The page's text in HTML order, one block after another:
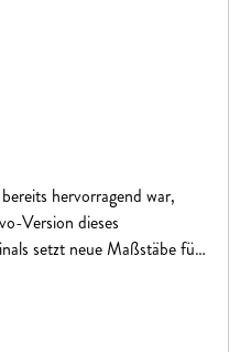
hervorragend war,
Version dieses
setzt neue Maßstäbe für
das Design, die Entwicklung
durchgeführt, was eine